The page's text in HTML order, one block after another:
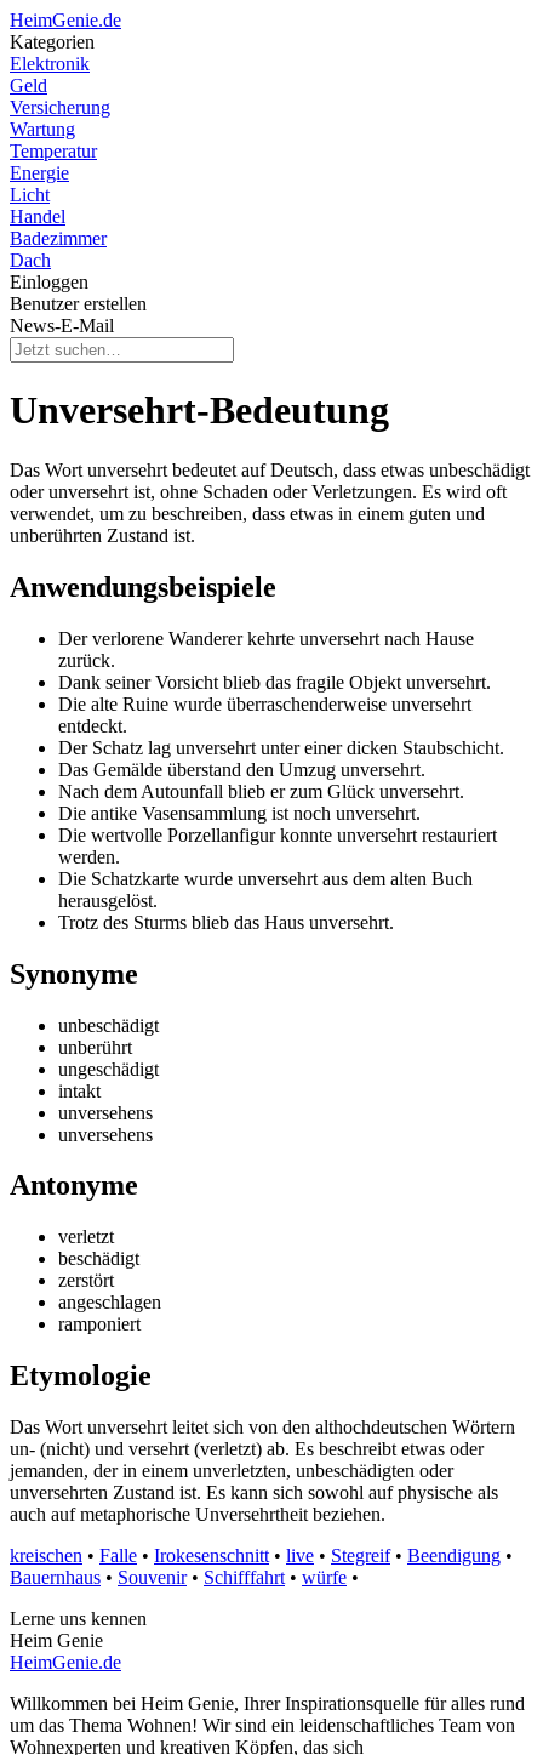
HeimGenie.de
Kategorien
Elektronik
Geld
Versicherung
Wartung
Temperatur
Energie
Licht
Handel
Badezimmer
Dach
Einloggen
Benutzer erstellen
News-E-Mail
Unversehrt-Bedeutung
Das Wort unversehrt bedeutet auf Deutsch, dass etwas unbeschädigt
oder unversehrt ist, ohne Schaden oder Verletzungen. Es wird oft
verwendet, um zu beschreiben, dass etwas in einem guten und
unberührten Zustand ist.
Anwendungsbeispiele
Der verlorene Wanderer kehrte unversehrt nach Hause
zurück.
Dank seiner Vorsicht blieb das fragile Objekt unversehrt.
Die alte Ruine wurde überraschenderweise unversehrt
entdeckt.
Der Schatz lag unversehrt unter einer dicken Staubschicht.
Das Gemälde überstand den Umzug unversehrt.
Nach dem Autounfall blieb er zum Glück unversehrt.
Die antike Vasensammlung ist noch unversehrt.
Die wertvolle Porzellanfigur konnte unversehrt restauriert
werden.
Die Schatzkarte wurde unversehrt aus dem alten Buch
herausgelöst.
Trotz des Sturms blieb das Haus unversehrt.
Synonyme
unbeschädigt
unberührt
ungeschädigt
intakt
unversehens
unversehens
Antonyme
verletzt
beschädigt
zerstört
angeschlagen
ramponiert
Etymologie
Das Wort unversehrt leitet sich von den althochdeutschen Wörtern
un- (nicht) und versehrt (verletzt) ab. Es beschreibt etwas oder
jemanden, der in einem unverletzten, unbeschädigten oder
unversehrten Zustand ist. Es kann sich sowohl auf physische als
auch auf metaphorische Unversehrtheit beziehen.
kreischen • Falle • Irokesenschnitt • live • Stegreif• Beendigung •
Bauernhaus • Souvenir• Schifffahrt • würfe •
Lerne uns kennen
Heim Genie
HeimGenie.de
Willkommen bei Heim Genie, Ihrer Inspirationsquelle für alles rund
um das Thema Wohnen! Wir sind ein leidenschaftliches Team von
Wohnexperten und kreativen Köpfen, das sich